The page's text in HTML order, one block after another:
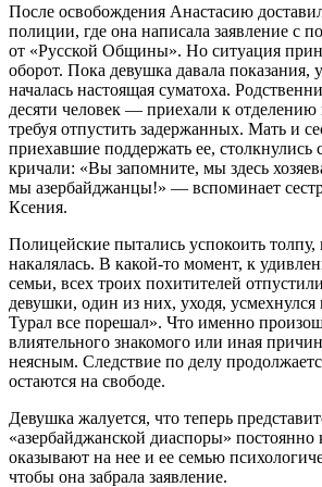
После освобождения Анастасию
полиции, где она написала заявление с
от «Русской Общины». Но ситуация
оборот. Пока девушка давала показания,
началась настоящая суматоха.
десяти человек — приехали к отделению
требуя отпустить задержанных. Мать и
приехавшие поддержать ее, столкнулись
кричали: «Вы запомните, мы здесь
мы азербайджанцы!» — вспоминает
Ксения.
Полицейские пытались успокоить толпу,
накалялась. В какой-то момент, к
семьи, всех троих похитителей
девушки, один из них, уходя, усмехнулся
Турал все порешал». Что именно
влиятельного знакомого или иная
неясным. Следствие по делу
остаются на свободе.
Девушка жалуется, что теперь
«азербайджанской диаспоры» постоянно
оказывают на нее и ее семью
чтобы она забрала заявление.